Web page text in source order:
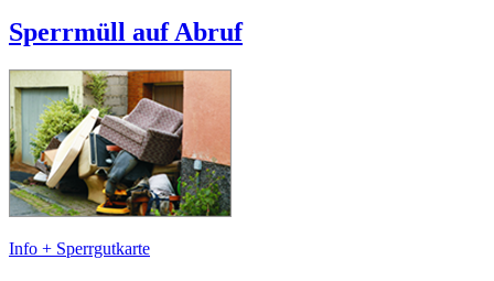
Sperrmüll auf Abruf
Info + Sperrgutkarte